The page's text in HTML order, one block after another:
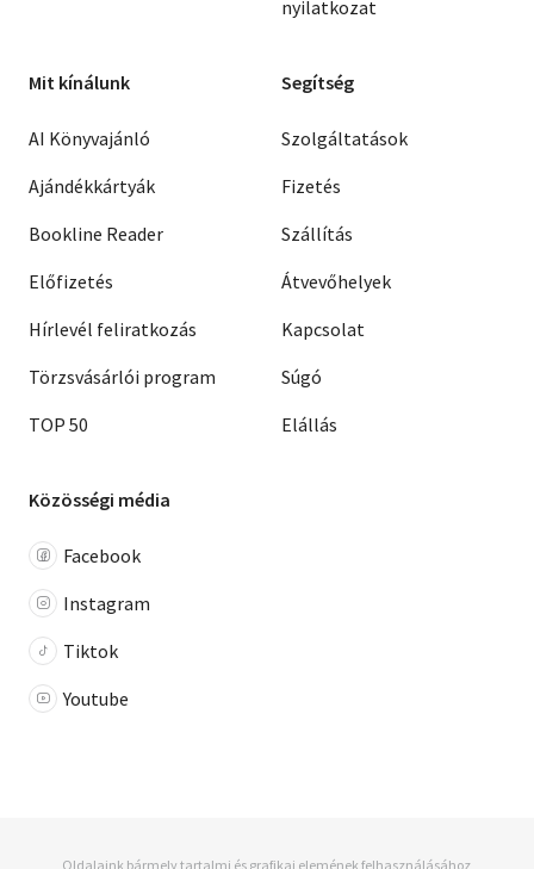
nyilatkozat
Mit kínálunk
AI Könyvajánló
Ajándékkártyák
Bookline Reader
Előfizetés
Hírlevél feliratkozás
Törzsvásárlói program
TOP 50
Segítség
Szolgáltatások
Fizetés
Szállítás
Átvevőhelyek
Kapcsolat
Súgó
Elállás
Közösségi média
Facebook
Instagram
Tiktok
Youtube
Oldalaink bármely tartalmi és grafikai elemének felhasználásához